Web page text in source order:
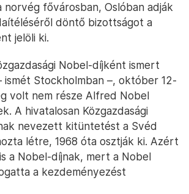
norvég fővárosban, Oslóban adják
döntő bizottságot a
jelöli ki.
Nobel-díjként ismert
ismét Stockholmban –, október 12-
volt nem része Alfred Nobel
A hivatalosan Közgazdasági
nevezett kitüntetést a Svéd
létre, 1968 óta osztják ki. Azért
a Nobel-díjnak, mert a Nobel
a kezdeményezést